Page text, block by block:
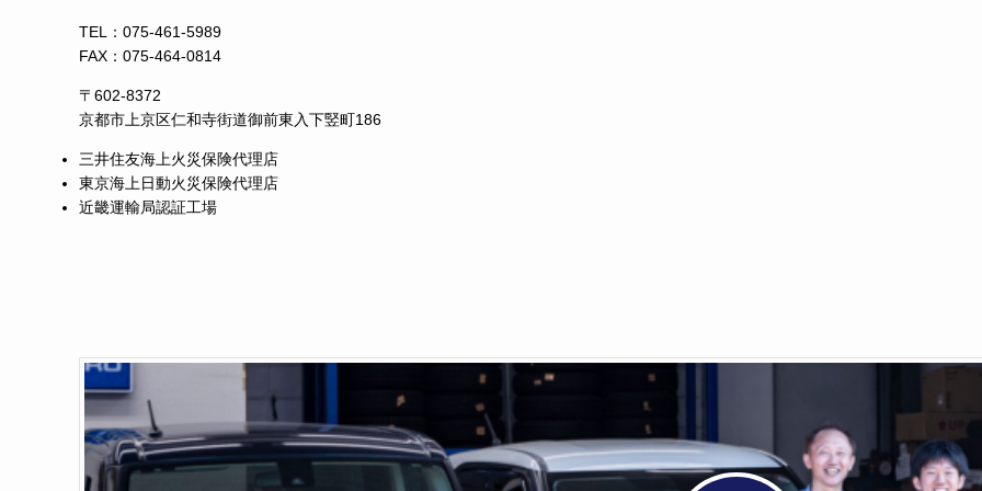
TEL： 075-461-5989
FAX：075-464-0814
〒602-8372
京都市上京区仁和寺街道御前東入下竪町186
三井住友海上火災保険代理店
東京海上日動火災保険代理店
近畿運輸局認証工場